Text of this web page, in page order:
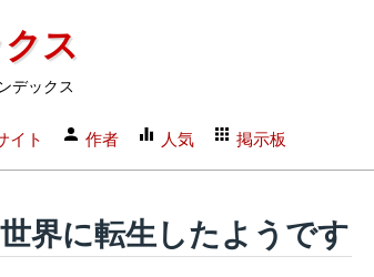
ス
デックス
イト 作者 人気 掲示板
界に転生したようです